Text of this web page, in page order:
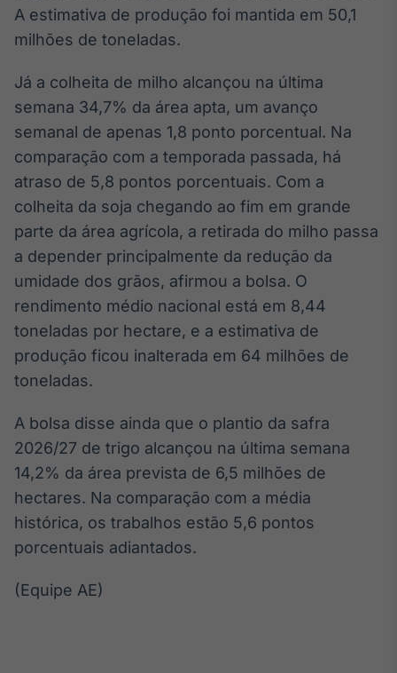
personalizados
Soluções de Dados
e Conteúdos
OTC
Plataforma para
negociação de
ativos
Broadcast
Datafeed
APIs para
integração de
conteúdos e
dados
Broadcast
Ticker
notícias
Broadcast
Widgets
Componentes
para conteúdos e
A estimativa de produção foi mantida em 50,1
milhões de toneladas.
Já a colheita de milho alcançou na última
semana 34,7% da área apta, um avanço
semanal de apenas 1,8 ponto porcentual. Na
comparação com a temporada passada, há
atraso de 5,8 pontos porcentuais. Com a
colheita da soja chegando ao fim em grande
parte da área agrícola, a retirada do milho passa
a depender principalmente da redução da
umidade dos grãos, afirmou a bolsa. O
rendimento médio nacional está em 8,44
toneladas por hectare, e a estimativa de
produção ficou inalterada em 64 milhões de
toneladas.
A bolsa disse ainda que o plantio da safra
2026/27 de trigo alcançou na última semana
14,2% da área prevista de 6,5 milhões de
hectares. Na comparação com a média
histórica, os trabalhos estão 5,6 pontos
porcentuais adiantados.
(Equipe AE)